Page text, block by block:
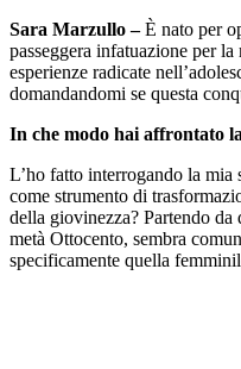
Sara Marzullo –È nato per
passeggera infatuazione per
esperienze radicate
domandandomi se questa
In che modo hai affrontato
L’ho fatto interrogando la mia
come strumento di
della giovinezza? Partendo
metà Ottocento, sembra
specificamente quella